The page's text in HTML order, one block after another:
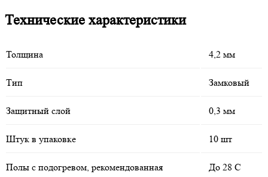
Технические характеристики
Толщина 4,2 мм
Тип Замковый
Защитный слой 0,3 мм
Штук в упаковке 10 шт
Полы с подогревом, рекомендованная
До 28 С